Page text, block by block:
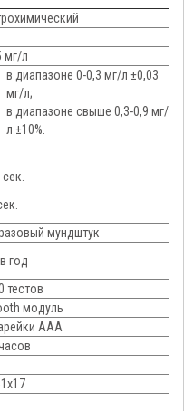
мг/л
в диапазоне 0-0,3 мг/л ±0,03
мг/л;
в диапазоне свыше 0,3-0,9 мг/
л ±10%.
мундштук
год
тестов
модуль
ААА